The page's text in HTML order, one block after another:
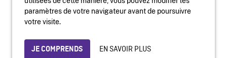
Accessibilité
Protection des renseignements personnels
paramètres de votre navigateur avant de poursuivre
votre visite.
JE COMPRENDS EN SAVOIR PLUS